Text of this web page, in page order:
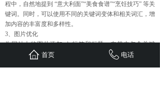
程中，自然地提到 “意大利面”“美食食谱”“烹饪技巧” 等关
键词。同时，可以使用不同的关键词变体和相关词汇，增
加内容的丰富度和多样性。
3、图片优化
为网站上的图片添加 alt 标签和标题，在其中包含关键
词。这不仅有助于搜索引擎理解图片内容，还能提高图片
首页 电话